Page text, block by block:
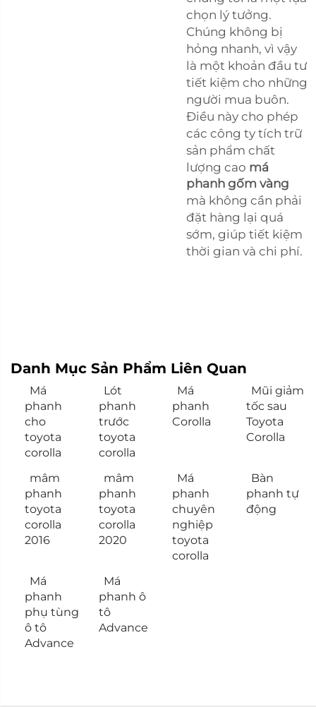
chọn lý tưởng.
Chúng không bị
hỏng nhanh, vì vậy
là một khoản đầu tư
tiết kiệm cho những
người mua buôn.
Điều này cho phép
các công ty tích trữ
sản phẩm chất
lượng cao má
phanh gốm vàng
mà không cần phải
đặt hàng lại quá
sớm, giúp tiết kiệm
thời gian và chi phí.
Danh Mục Sản Phẩm Liên Quan
Má
phanh
cho
toyota
corolla
Lót
phanh
trước
toyota
corolla
Má
phanh
Corolla
Mũi giảm
tốc sau
Toyota
Corolla
mâm
phanh
toyota
corolla
2016
mâm
phanh
toyota
corolla
2020
Má
phanh
chuyên
nghiệp
toyota
corolla
Bàn
phanh tự
động
Má
phanh
phụ tùng
ô tô
Advance
Má
phanh ô
tô
Advance